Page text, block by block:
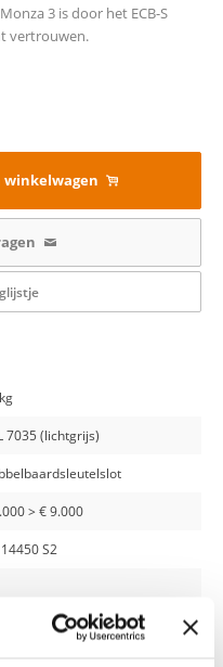
3 is door het ECB-S
vertrouwen.
winkelwagen
7035 (lichtgrijs)
> € 9.000
14450 S2